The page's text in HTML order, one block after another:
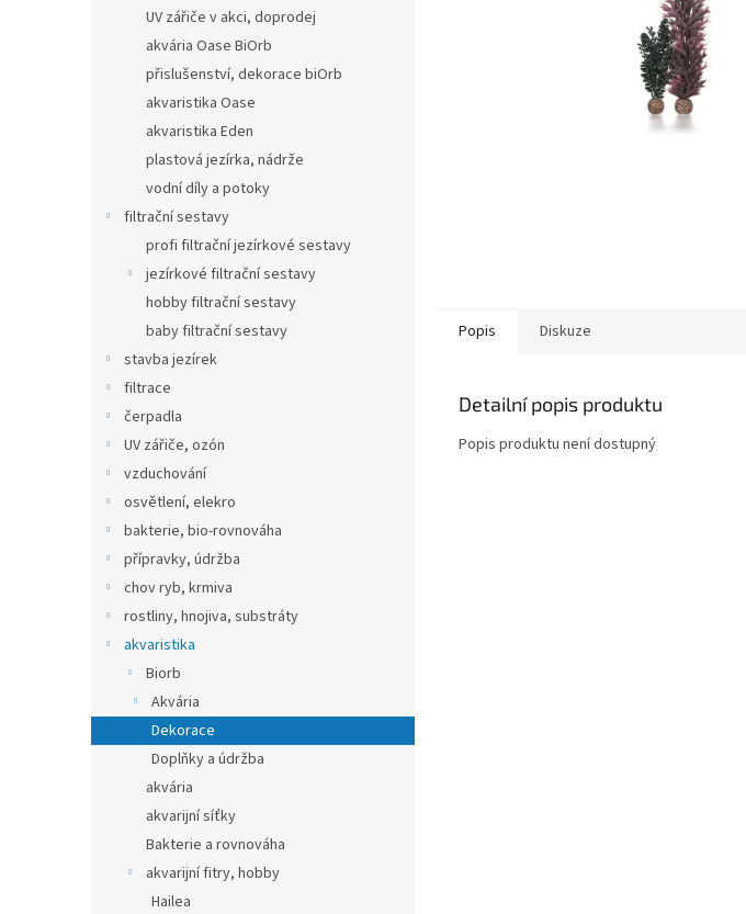
UV zářiče v akci, doprodej
akvária Oase BiOrb
přislušenství, dekorace biOrb
akvaristika Oase
akvaristika Eden
plastová jezírka, nádrže
vodní díly a potoky
filtrační sestavy
profi filtrační jezírkové sestavy
jezírkové filtrační sestavy
hobby filtrační sestavy
baby filtrační sestavy
stavba jezírek
filtrace
čerpadla
UV zářiče, ozón
vzduchování
osvětlení, elekro
bakterie, bio-rovnováha
přípravky, údržba
chov ryb, krmiva
rostliny, hnojiva, substráty
akvaristika
Biorb
Akvária
Dekorace
Doplňky a údržba
akvária
akvarijní síťky
Bakterie a rovnováha
akvarijní fitry, hobby
Hailea
Popis Diskuze
Detailní popis produktu
Popis produktu není dostupný